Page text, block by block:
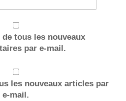
de tous les nouveaux
par e-mail.
les nouveaux articles par
e-mail.